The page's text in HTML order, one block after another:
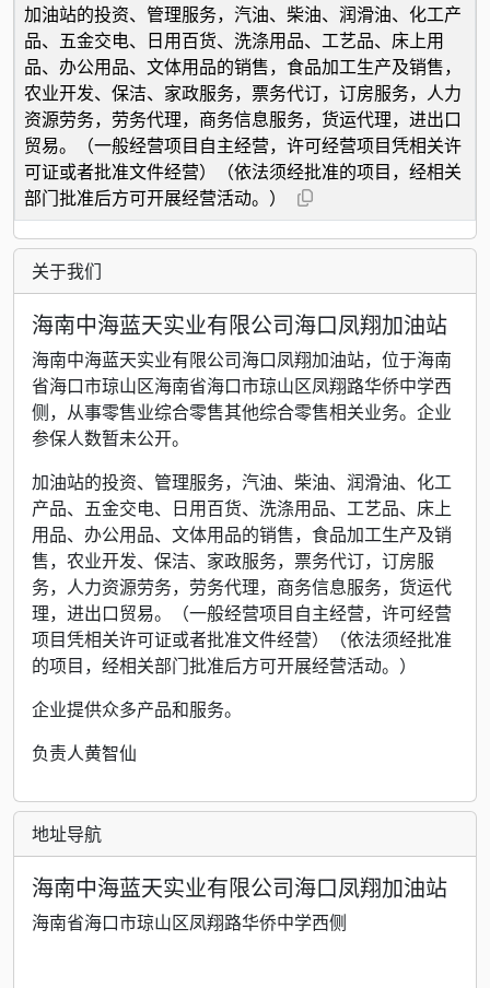
加油站的投资、管理服务，汽油、柴油、润滑油、化工产
品、五金交电、日用百货、洗涤用品、工艺品、床上用
品、办公用品、文体用品的销售，食品加工生产及销售，
农业开发、保洁、家政服务，票务代订，订房服务，人力
资源劳务，劳务代理，商务信息服务，货运代理，进出口
贸易。（一般经营项目自主经营，许可经营项目凭相关许
可证或者批准文件经营）（依法须经批准的项目，经相关
部门批准后方可开展经营活动。）
关于我们
海南中海蓝天实业有限公司海口凤翔加油站
海南中海蓝天实业有限公司海口凤翔加油站，位于海南
省海口市琼山区海南省海口市琼山区凤翔路华侨中学西
侧，从事零售业综合零售其他综合零售相关业务。企业
参保人数暂未公开。
加油站的投资、管理服务，汽油、柴油、润滑油、化工
产品、五金交电、日用百货、洗涤用品、工艺品、床上
用品、办公用品、文体用品的销售，食品加工生产及销
售，农业开发、保洁、家政服务，票务代订，订房服
务，人力资源劳务，劳务代理，商务信息服务，货运代
理，进出口贸易。（一般经营项目自主经营，许可经营
项目凭相关许可证或者批准文件经营）（依法须经批准
的项目，经相关部门批准后方可开展经营活动。）
企业提供众多产品和服务。
负责人黄智仙
地址导航
海南中海蓝天实业有限公司海口凤翔加油站
海南省海口市琼山区凤翔路华侨中学西侧